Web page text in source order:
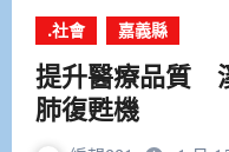
.社會 嘉義縣
提升醫療品質
肺復甦機